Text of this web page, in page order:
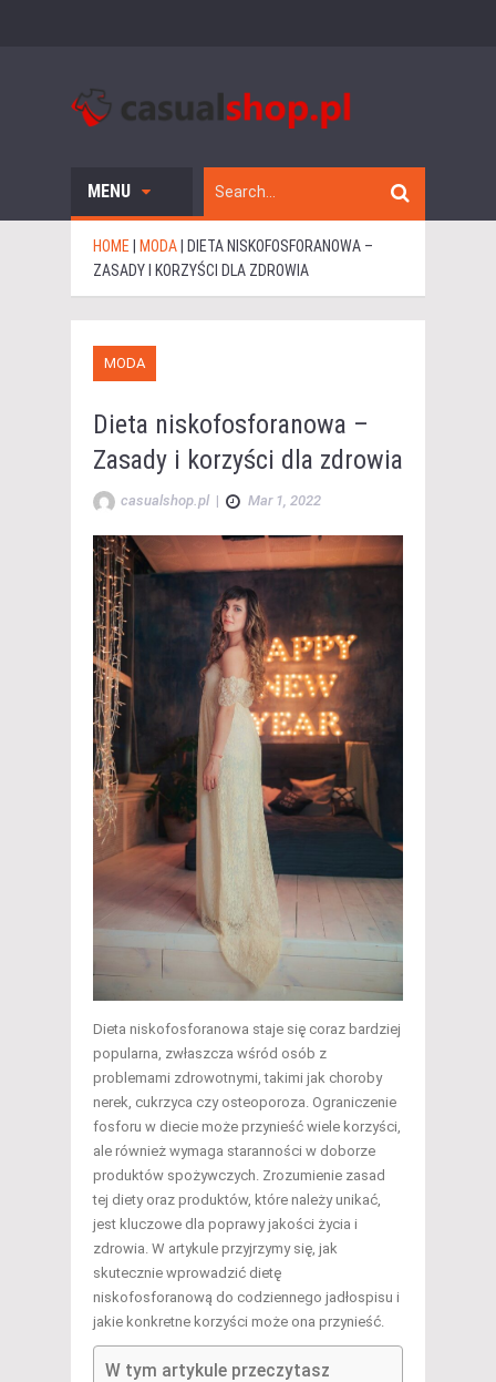
MENU
HOME MODA
DIETA NISKOFOSFORANOWA –
ZASADY I KORZYŚCI DLA ZDROWIA
MODA
Dieta niskofosforanowa –
Zasady i korzyści dla zdrowia
casualshop.pl | Mar 1, 2022
Dieta niskofosforanowa staje się coraz bardziej
popularna, zwłaszcza wśród osób z
problemami zdrowotnymi, takimi jak choroby
nerek, cukrzyca czy osteoporoza. Ograniczenie
fosforu w diecie może przynieść wiele korzyści,
ale również wymaga staranności w doborze
produktów spożywczych. Zrozumienie zasad
tej diety oraz produktów, które należy unikać,
jest kluczowe dla poprawy jakości życia i
zdrowia. W artykule przyjrzymy się, jak
skutecznie wprowadzić dietę
niskofosforanową do codziennego jadłospisu i
jakie konkretne korzyści może ona przynieść.
W tym artykule przeczytasz